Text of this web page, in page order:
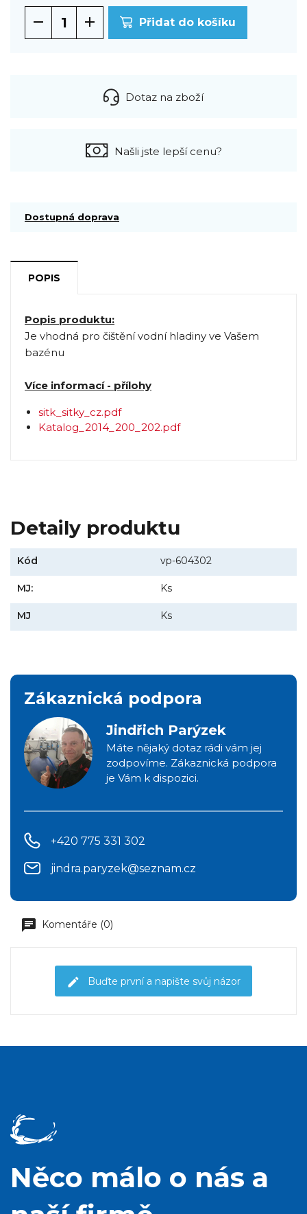
Přidat do košíku
Dotaz na zboží
Našli jste lepší cenu?
Dostupná doprava
POPIS
Popis produktu:
Je vhodná pro čištění vodní hladiny ve Vašem
bazénu
Více informací - přílohy
sitk_sitky_cz.pdf
Katalog_2014_200_202.pdf
Detaily produktu
Kód vp-604302
MJ: Ks
MJ Ks
Zákaznická podpora
Jindřich Parýzek
Máte nějaký dotaz rádi vám jej
zodpovíme. Zákaznická podpora
je Vám k dispozici.
+420 775 331 302
jindra.paryzek@seznam.cz
Komentáře (0)
Buďte první a napište svůj názor
Něco málo o nás a